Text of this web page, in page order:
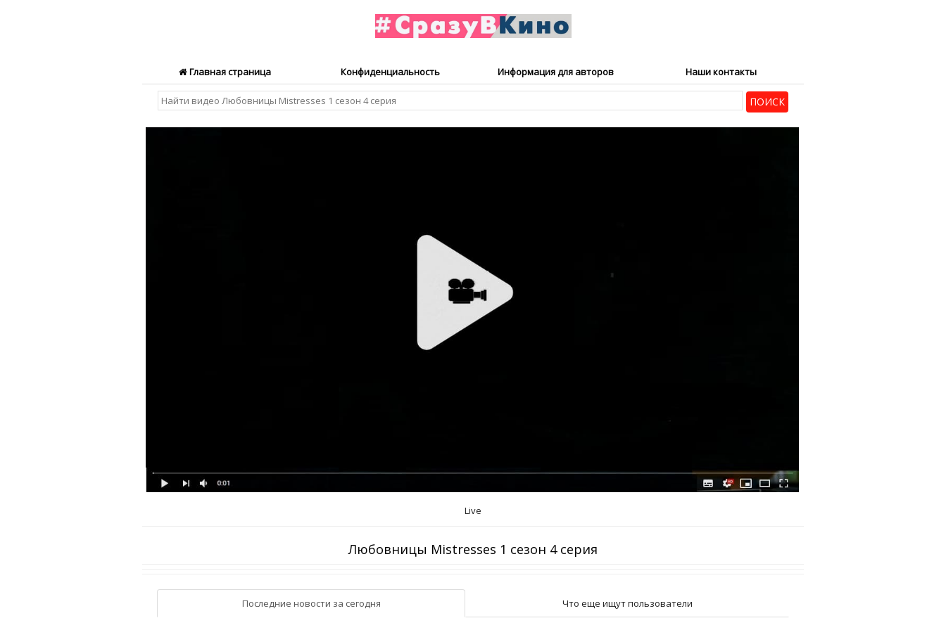
Главная страница Конфиденциальность Информация для авторов Наши контакты
Live
Любовницы Mistresses 1 сезон 4 серия
Последние новости за сегодня Что еще ищут пользователи